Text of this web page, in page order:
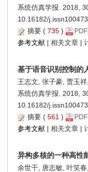
系统仿真学报. 2018,
10.16182/
摘要 ( 735 ) PDF
参考文献 | 相关文章 |
基于语音识别控制的
王志文, 张子豪, 贾玉
系统仿真学报. 2018,
10.16182/
摘要 ( 561 ) PDF
参考文献 | 相关文章 |
异构多核的一种高性
余世干, 唐志敏, 叶笑